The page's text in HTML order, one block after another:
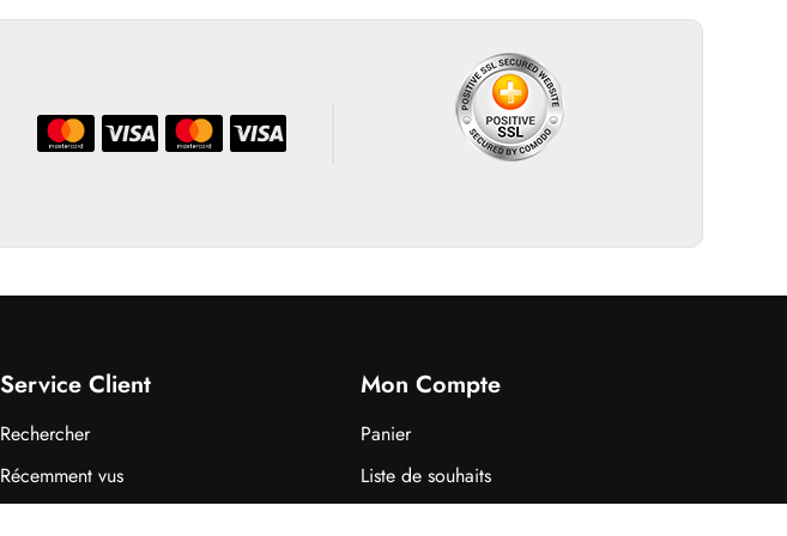
Service Client
Rechercher
Récemment vus
Mon Compte
Panier
Liste de souhaits